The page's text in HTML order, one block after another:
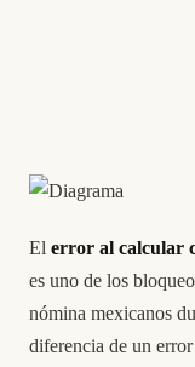
El error al calcular
es uno de los
nómina mexicanos
diferencia de un